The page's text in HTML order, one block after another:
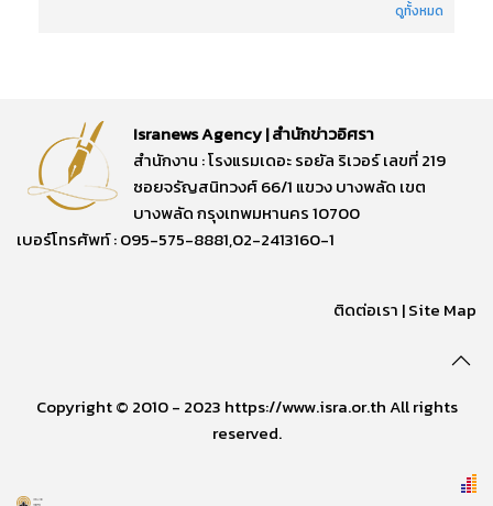
ดูทั้งหมด
Isranews Agency | สำนักข่าวอิศรา
สำนักงาน : โรงแรมเดอะ รอยัล ริเวอร์ เลขที่ 219
ซอยจรัญสนิทวงศ์ 66/1 แขวง บางพลัด เขต
บางพลัด กรุงเทพมหานคร 10700
เบอร์โทรศัพท์ : 095-575-8881,02-2413160-1
ติดต่อเรา |Site Map
Copyright © 2010 - 2023 https://www.isra.or.th All rights
reserved.